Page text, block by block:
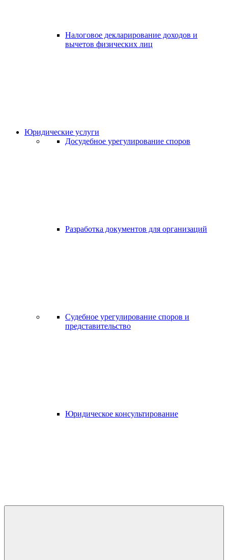
Налоговое декларирование доходов и
вычетов физических лиц
Юридические услуги
Досудебное урегулирование споров
Разработка документов для организаций
Судебное урегулирование споров и
представительство
Юридическое консультирование